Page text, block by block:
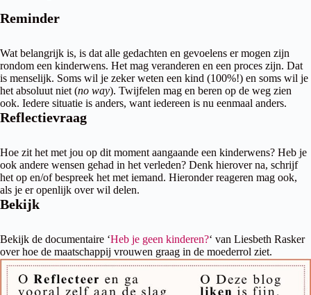
Reminder
Wat belangrijk is, is dat alle gedachten en gevoelens er mogen zijn
rondom een kinderwens. Het mag veranderen en een proces zijn. Dat
is menselijk. Soms wil je zeker weten een kind (100%!) en soms wil je
het absoluut niet (no way). Twijfelen mag en beren op de weg zien
ook. Iedere situatie is anders, want iedereen is nu eenmaal anders.
Reflectievraag
Hoe zit het met jou op dit moment aangaande een kinderwens? Heb je
ook andere wensen gehad in het verleden? Denk hierover na, schrijf
het op en/of bespreek het met iemand. Hieronder reageren mag ook,
als je er openlijk over wil delen.
Bekijk
Bekijk de documentaire ‘Heb je geen kinderen?‘ van Liesbeth Rasker
over hoe de maatschappij vrouwen graag in de moederrol ziet.